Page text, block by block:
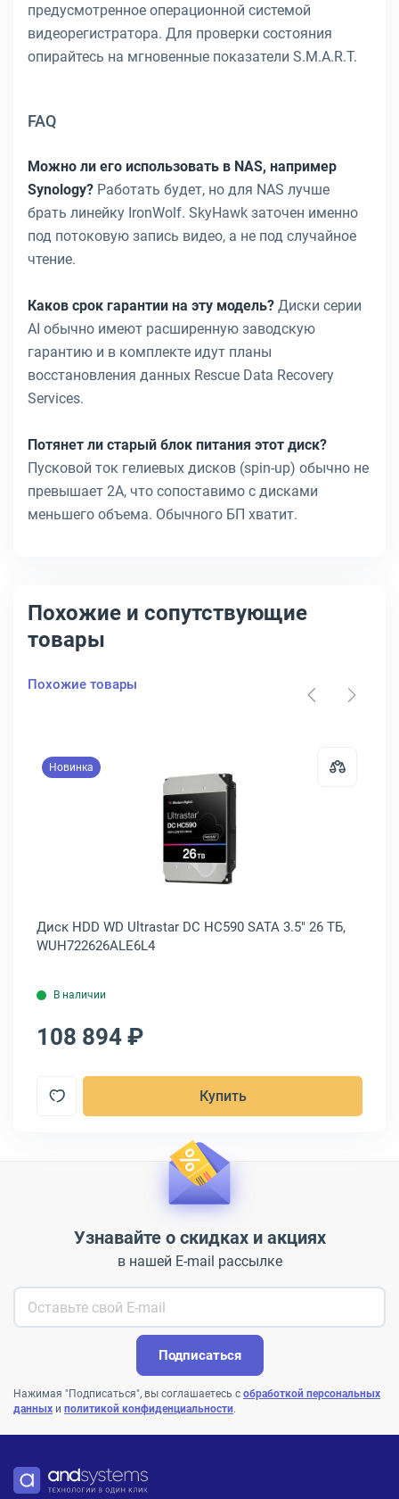
предусмотренное операционной системой
видеорегистратора. Для проверки состояния
опирайтесь на мгновенные показатели S.M.A.R.T.
FAQ
Можно ли его использовать в NAS, например
Synology? Работать будет, но для NAS лучше
брать линейку IronWolf. SkyHawk заточен именно
под потоковую запись видео, а не под случайное
чтение.
Каков срок гарантии на эту модель? Диски серии
AI обычно имеют расширенную заводскую
гарантию и в комплекте идут планы
восстановления данных Rescue Data Recovery
Services.
Потянет ли старый блок питания этот диск?
Пусковой ток гелиевых дисков (spin-up) обычно не
превышает 2А, что сопоставимо с дисками
меньшего объема. Обычного БП хватит.
Похожие и сопутствующие
товары
Похожие товары
Gold SATA 3.5" 16 ТБ, WD161KRYZ
Новинка
Открыть товар: Диск HDD WD
Диск HDD WD Ultrastar DC HC590 SATA 3.5" 26 ТБ,
WUH722626ALE6L4
В наличии
108 894 ₽
Купить
Узнавайте о скидках и акциях
в нашей E-mail рассылке
Подписаться
Нажимая "Подписаться", вы соглашаетесь с обработкой персональных
данных и политикой конфиденциальности.